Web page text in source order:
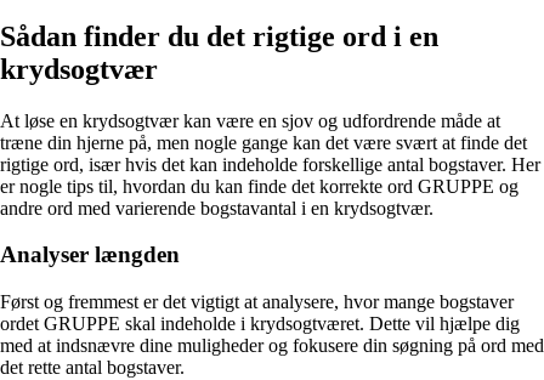
Sådan finder du det rigtige ord i en
krydsogtvær
At løse en krydsogtvær kan være en sjov og udfordrende måde at
træne din hjerne på, men nogle gange kan det være svært at finde det
rigtige ord, især hvis det kan indeholde forskellige antal bogstaver. Her
er nogle tips til, hvordan du kan finde det korrekte ord GRUPPE og
andre ord med varierende bogstavantal i en krydsogtvær.
Analyser længden
Først og fremmest er det vigtigt at analysere, hvor mange bogstaver
ordet GRUPPE skal indeholde i krydsogtværet. Dette vil hjælpe dig
med at indsnævre dine muligheder og fokusere din søgning på ord med
det rette antal bogstaver.